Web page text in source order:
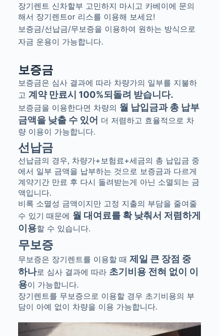
장기렌트 신차할부 고민하지 마시고 카베이에 문의
해서 장기렌트or 리스를 이용해 보세요!
보증금/선납금/무보증을 이용하여 원하는 방식으로
자금 운용이 가능합니다.
보증금
보증금은 심사 결과에 따라 차량가의 일부를 지불하
고 계약 만료시 100%되돌려 받습니다.
보증금을 이용한다면 차량의 월 납입금과 총 납부
금액을 낮출 수 있어 더 저렴하고 효율적으로 차
량 이용이 가능합니다.
선납금
선납금의 경우, 차량가+보험료+세금의 총 납입금 중
에서 일부 금액을 납부하는 것으로 보증금과 다르게
계약기간 만료 후 다시 돌려받는게 아닌 소멸되는 금
액입니다.
비록 소멸성 금액이지만 고정 지출의 부담을 줄여줄
수 있기 때문에 월 대여료를 확 낮춰서 저렴하게
이용할 수 있습니다.
무보증
무보증은 장기렌트를 이용할 때 제일 큰 장점 중
하나로 심사 결과에 따라 초기비용 전혀 없이 이
용이 가능합니다.
장기렌트를 무보증으로 이용할 경우 초기비용의 부
담이 아예 없이 차량을 이용 가능합니다.